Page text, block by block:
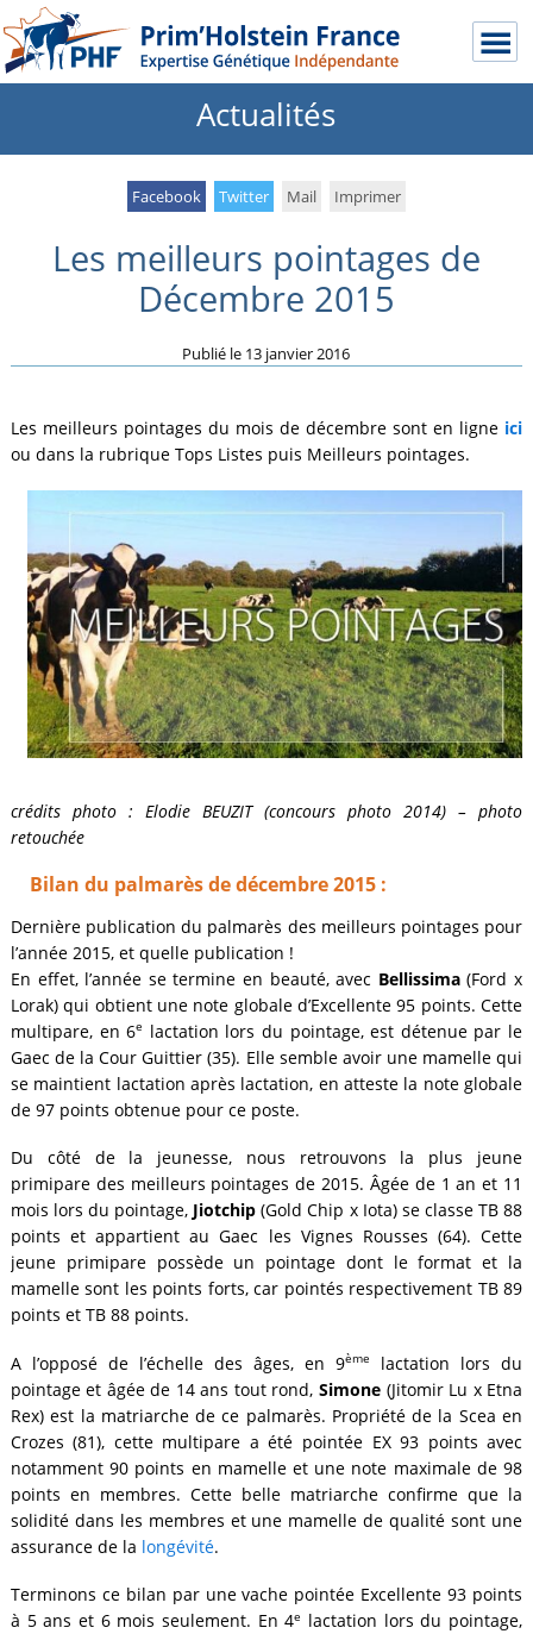
Actualités
Facebook Twitter Mail Imprimer
Les meilleurs pointages de
Décembre 2015
Publié le 13 janvier 2016
Les meilleurs pointages du mois de décembre sont en ligne ici
ou dans la rubrique Tops Listes puis Meilleurs pointages.
crédits photo : Elodie BEUZIT (concours photo 2014) – photo
retouchée
Bilan du palmarès de décembre 2015 :
Dernière publication du palmarès des meilleurs pointages pour
l’année 2015, et quelle publication !
En effet, l’année se termine en beauté, avec Bellissima(Ford x
Lorak) qui obtient une note globale d’Excellente 95 points. Cette
multipare, en 6e lactation lors du pointage, est détenue par le
Gaec de la Cour Guittier (35). Elle semble avoir une mamelle qui
se maintient lactation après lactation, en atteste la note globale
de 97 points obtenue pour ce poste.
Du côté de la jeunesse, nous retrouvons la plus jeune
primipare des meilleurs pointages de 2015. Âgée de 1 an et 11
mois lors du pointage, Jiotchip (Gold Chip x Iota) se classe TB 88
points et appartient au Gaec les Vignes Rousses (64). Cette
jeune primipare possède un pointage dont le format et la
mamelle sont les points forts, car pointés respectivement TB 89
points et TB 88 points.
A l’opposé de l’échelle des âges, en 9ème
lactation lors du
pointage et âgée de 14 ans tout rond,Simone (Jitomir Lu x Etna
Rex) est la matriarche de ce palmarès. Propriété de la Scea en
Crozes (81), cette multipare a été pointée EX 93 points avec
notamment 90 points en mamelle et une note maximale de 98
points en membres. Cette belle matriarche confirme que la
solidité dans les membres et une mamelle de qualité sont une
assurance de la longévité.
Terminons ce bilan par une vache pointée Excellente 93 points
à 5 ans et 6 mois seulement. En 4e lactation lors du pointage,